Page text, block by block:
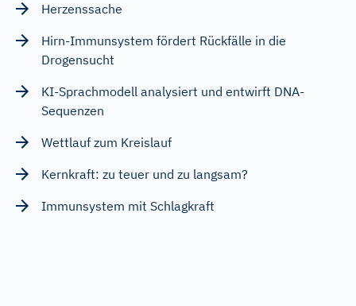
Herzenssache
Hirn-Immunsystem fördert Rückfälle in die
Drogensucht
KI-Sprachmodell analysiert und entwirft DNA-
Sequenzen
Wettlauf zum Kreislauf
Kernkraft: zu teuer und zu langsam?
Immunsystem mit Schlagkraft